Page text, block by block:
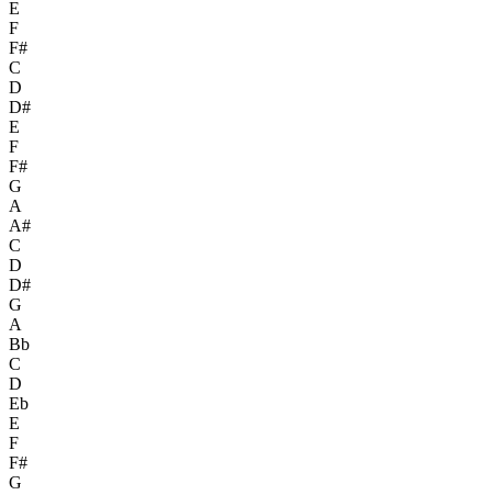
E
F
F#
C
D
D#
E
F
F#
G
A
A#
C
D
D#
G
A
Bb
C
D
Eb
E
F
F#
G